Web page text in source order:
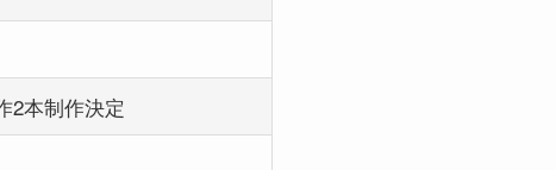
2本制作決定